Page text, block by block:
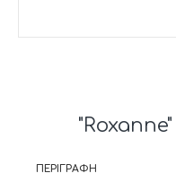
ΠΕΡΙΓΡΑΦΉ